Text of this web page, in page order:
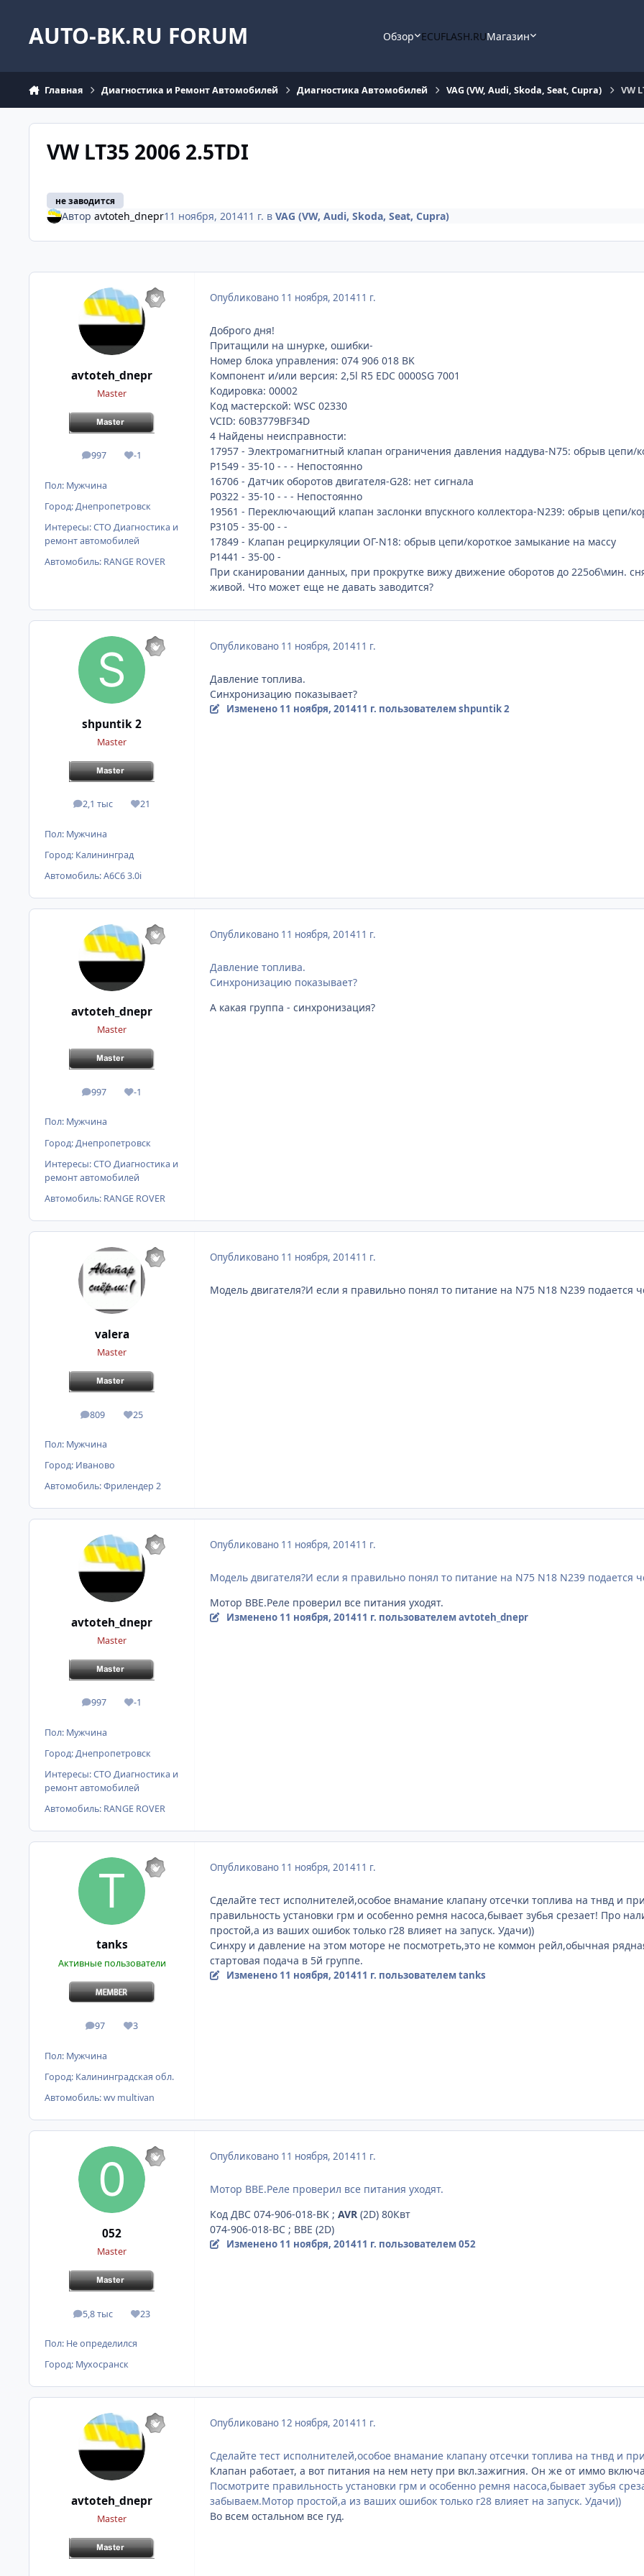
AUTO-BK.RU FORUM Обзор ECUFLASH.RUМагазин
Главная Диагностика и Ремонт Автомобилей Диагностика Автомобилей VAG (VW, Audi, Skoda, Seat, Cupra) VW
VW LT35 2006 2.5TDI
не заводится
Автор avtoteh_dnepr11 ноября, 201411 г. в VAG (VW, Audi, Skoda, Seat, Cupra)
avtoteh_dnepr
Master
997
сообщения
-1
Репутация
Пол: Мужчина
Город:Днепропетровск
Интересы:СТО Диагностика и
ремонт автомобилей
Автомобиль: RANGE ROVER
Опубликовано 11 ноября, 201411 г.
Доброго дня!
Притащили на шнурке, ошибки-
Номер блока управления: 074 906 018 BK
Компонент и/или версия: 2,5l R5 EDC 0000SG 7001
Кодировка: 00002
Код мастерской: WSC 02330
VCID: 60B3779BF34D
4 Найдены неисправности:
17957 - Электромагнитный клапан ограничения давления наддува-N75: обрыв цепи/
P1549 - 35-10 - - - Непостоянно
16706 - Датчик оборотов двигателя-G28: нет сигнала
P0322 - 35-10 - - - Непостоянно
19561 - Переключающий клапан заслонки впускного коллектора-N239: обрыв цепи/
P3105 - 35-00 - -
17849 - Клапан рециркуляции ОГ-N18: обрыв цепи/короткое замыкание на массу
P1441 - 35-00 -
При сканировании данных, при прокрутке вижу движение оборотов до 225об\мин.
живой. Что может еще не давать заводится?
shpuntik 2
Master
2,1 тыс
сообщения21
Репутация
Пол: Мужчина
Город: Калининград
Автомобиль:A6C6 3.0i
Опубликовано 11 ноября, 201411 г.
Давление топлива.
Синхронизацию показывает?
Изменено 11 ноября, 201411 г. пользователем shpuntik 2
avtoteh_dnepr
Master
997
сообщения
-1
Репутация
Пол: Мужчина
Город:Днепропетровск
Интересы:СТО Диагностика и
ремонт автомобилей
Автомобиль: RANGE ROVER
Опубликовано 11 ноября, 201411 г.
Давление топлива.
Синхронизацию показывает?
А какая группа - синхронизация?
valera
Master
809
сообщения
25
Репутация
Пол: Мужчина
Город: Иваново
Автомобиль:Фрилендер 2
Опубликовано 11 ноября, 201411 г.
Модель двигателя?И если я правильно понял то питание на N75 N18 N239 подается
avtoteh_dnepr
Master
997
сообщения
-1
Репутация
Пол: Мужчина
Город:Днепропетровск
Интересы:СТО Диагностика и
ремонт автомобилей
Автомобиль: RANGE ROVER
Опубликовано 11 ноября, 201411 г.
Модель двигателя?И если я правильно понял то питание на N75 N18 N239 подается
Мотор BBE.Реле проверил все питания уходят.
Изменено 11 ноября, 201411 г. пользователем avtoteh_dnepr
tanks
Активные пользователи
97
сообщения
3
Репутация
Пол: Мужчина
Город: Калининградская обл.
Автомобиль:wv multivan
Опубликовано 11 ноября, 201411 г.
Сделайте тест исполнителей,особое внамание клапану отсечки топлива на тнвд и
правильность установки грм и особенно ремня насоса,бывает зубья срезает! Про
простой,а из ваших ошибок только г28 влияет на запуск. Удачи))
Синхру и давление на этом моторе не посмотреть,это не коммон рейл,обычная
стартовая подача в 5й группе.
Изменено 11 ноября, 201411 г. пользователем tanks
052
Master
5,8 тыс
сообщения23
Репутация
Пол: Не определился
Город: Мухосранск
Опубликовано 11 ноября, 201411 г.
Мотор BBE.Реле проверил все питания уходят.
Код ДВС 074-906-018-BK ; AVR (2D) 80Квт
074-906-018-BC ; BBE (2D)
Изменено 11 ноября, 201411 г. пользователем 052
avtoteh_dnepr
Master
Опубликовано 12 ноября, 201411 г.
Сделайте тест исполнителей,особое внамание клапану отсечки топлива на тнвд и
Клапан работает, а вот питания на нем нету при вкл.зажигния. Он же от иммо
Посмотрите правильность установки грм и особенно ремня насоса,бывает зубья
забываем.Мотор простой,а из ваших ошибок только г28 влияет на запуск. Удачи))
Во всем остальном все гуд.